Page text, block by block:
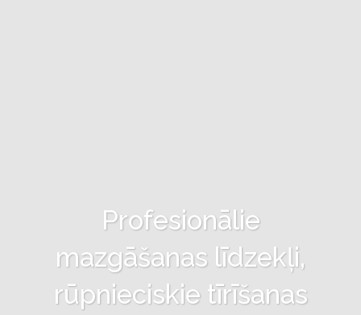
Profesionālie
mazgāšanas līdzekļi,
rūpnieciskie tīrīšanas